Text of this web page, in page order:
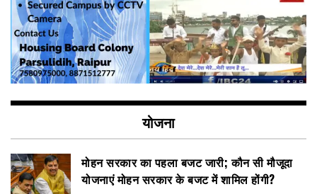
योजना
मोहन सरकार का पहला बजट जारी; कौन सी मौजूदा
योजनाएं मोहन सरकार के बजट में शामिल होंगी?